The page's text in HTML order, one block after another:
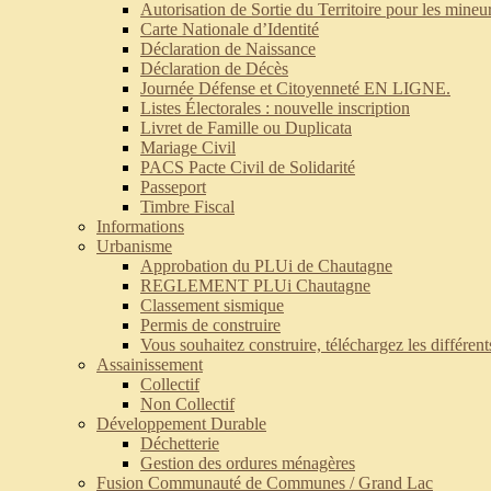
Autorisation de Sortie du Territoire pour les
Carte Nationale d’Identité
Déclaration de Naissance
Déclaration de Décès
Journée Défense et Citoyenneté EN LIGNE.
Listes Électorales : nouvelle inscription
Livret de Famille ou Duplicata
Mariage Civil
PACS Pacte Civil de Solidarité
Passeport
Timbre Fiscal
Informations
Urbanisme
Approbation du PLUi de Chautagne
REGLEMENT PLUi Chautagne
Classement sismique
Permis de construire
Vous souhaitez construire, téléchargez les
Assainissement
Collectif
Non Collectif
Développement Durable
Déchetterie
Gestion des ordures ménagères
Fusion Communauté de Communes / Grand Lac